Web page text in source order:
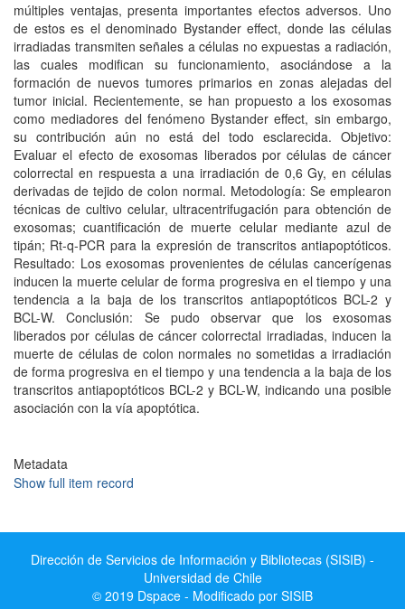
múltiples ventajas, presenta importantes efectos adversos. Uno
de estos es el denominado Bystander effect, donde las células
irradiadas transmiten señales a células no expuestas a radiación,
las cuales modifican su funcionamiento, asociándose a la
formación de nuevos tumores primarios en zonas alejadas del
tumor inicial. Recientemente, se han propuesto a los exosomas
como mediadores del fenómeno Bystander effect, sin embargo,
su contribución aún no está del todo esclarecida. Objetivo:
Evaluar el efecto de exosomas liberados por células de cáncer
colorrectal en respuesta a una irradiación de 0,6 Gy, en células
derivadas de tejido de colon normal. Metodología: Se emplearon
técnicas de cultivo celular, ultracentrifugación para obtención de
exosomas; cuantificación de muerte celular mediante azul de
tipán; Rt-q-PCR para la expresión de transcritos antiapoptóticos.
Resultado: Los exosomas provenientes de células cancerígenas
inducen la muerte celular de forma progresiva en el tiempo y una
tendencia a la baja de los transcritos antiapoptóticos BCL-2 y
BCL-W. Conclusión: Se pudo observar que los exosomas
liberados por células de cáncer colorrectal irradiadas, inducen la
muerte de células de colon normales no sometidas a irradiación
de forma progresiva en el tiempo y una tendencia a la baja de los
transcritos antiapoptóticos BCL-2 y BCL-W, indicando una posible
asociación con la vía apoptótica.
Metadata
Show full item record
Dirección de Servicios de Información y Bibliotecas (SISIB) -
Universidad de Chile
© 2019 Dspace - Modificado por SISIB